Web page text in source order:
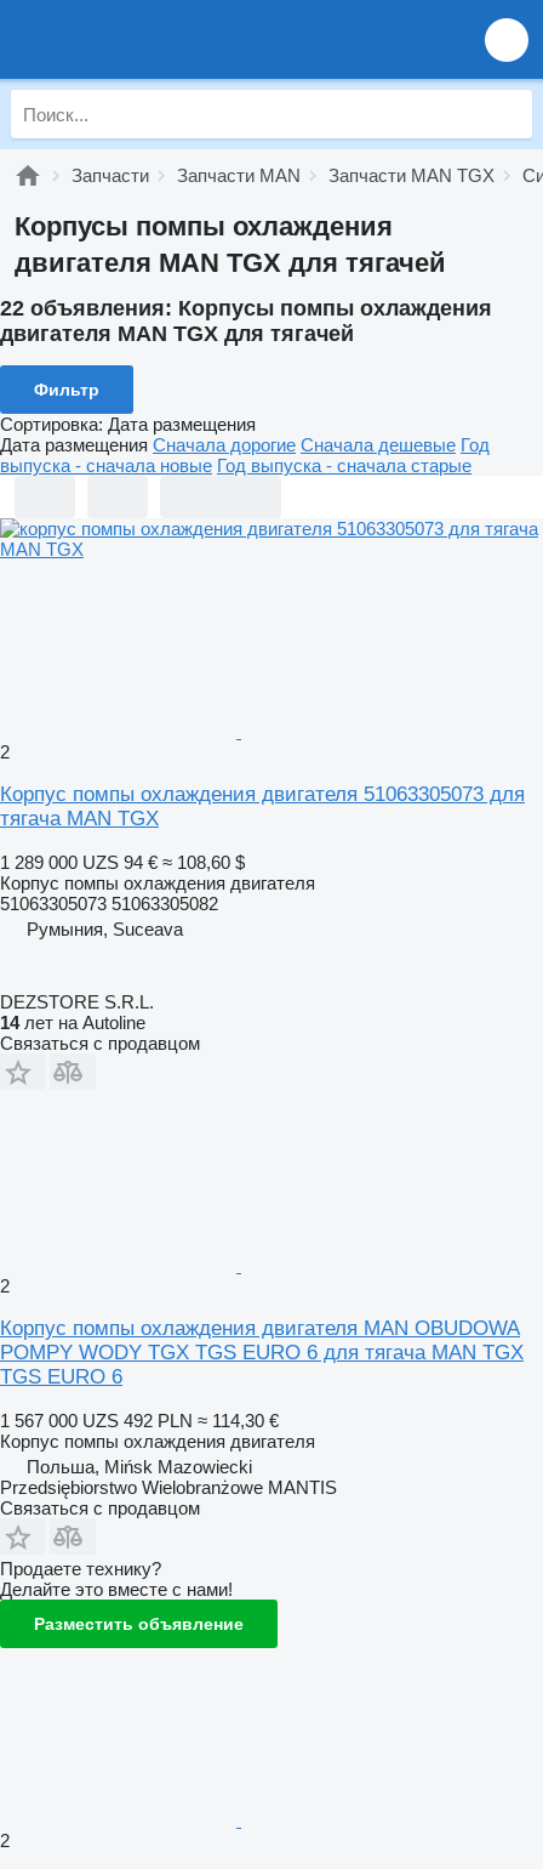
Запчасти Запчасти MAN Запчасти MAN TGX
Корпусы помпы охлаждения
двигателя MAN TGX для тягачей
22 объявления: Корпусы помпы охлаждения
двигателя MAN TGX для тягачей
Фильтр
Сортировка: Дата размещения
Дата размещения Сначала дорогие Сначала дешевые Год
выпуска - сначала новые Год выпуска - сначала старые
2
Корпус помпы охлаждения двигателя 51063305073 для
тягача MAN TGX
1 289 000 UZS 94 € ≈ 108,60 $
Корпус помпы охлаждения двигателя
51063305073 51063305082
Румыния, Suceava
DEZSTORE S.R.L.
14лет на Autoline
Связаться с продавцом
2
Корпус помпы охлаждения двигателя MAN OBUDOWA
POMPY WODY TGX TGS EURO 6 для тягача MAN TGX
TGS EURO 6
1 567 000 UZS 492 PLN ≈ 114,30 €
Корпус помпы охлаждения двигателя
Польша, Mińsk Mazowiecki
Przedsiębiorstwo Wielobranżowe MANTIS
Связаться с продавцом
Продаете технику?
Делайте это вместе с нами!
Разместить объявление
2